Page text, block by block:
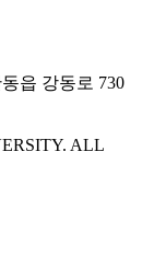
읍 강동로 730
ALL